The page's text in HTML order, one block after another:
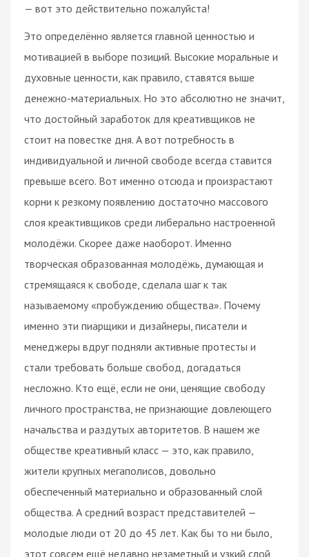
— вот это действительно пожалуйста!
Это определённо является главной ценностью и
мотивацией в выборе позиций. Высокие моральные и
духовные ценности, как правило, ставятся выше
денежно-материальных. Но это абсолютно не значит,
что достойный заработок для креативщиков не
стоит на повестке дня. А вот потребность в
индивидуальной и личной свободе всегда ставится
превыше всего. Вот именно отсюда и произрастают
корни к резкому появлению достаточно массового
слоя креактивщиков среди либерально настроенной
молодёжи. Скорее даже наоборот. Именно
творческая образованная молодёжь, думающая и
стремящаяся к свободе, сделала шаг к так
называемому «пробуждению общества». Почему
именно эти пиарщики и дизайнеры, писатели и
менеджеры вдруг подняли активные протесты и
стали требовать больше свобод, догадаться
несложно. Кто ещё, если не они, ценящие свободу
личного пространства, не признающие довлеющего
начальства и раздутых авторитетов. В нашем же
обществе креативный класс — это, как правило,
жители крупных мегаполисов, довольно
обеспеченный материально и образованный слой
общества. А средний возраст представителей —
молодые люди от 20 до 45 лет. Как бы то ни было,
этот совсем ещё недавно незаметный и узкий слой